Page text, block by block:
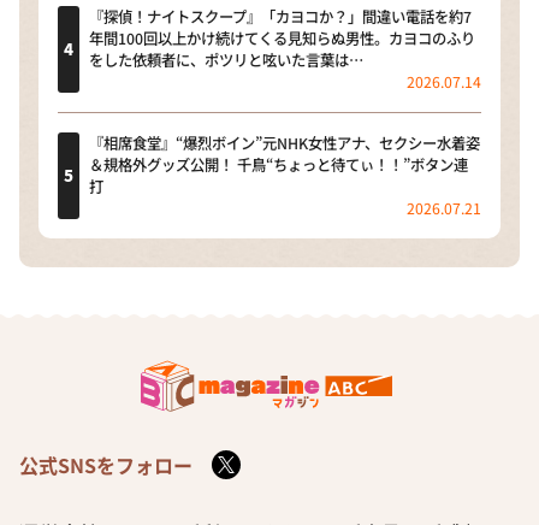
『探偵！ナイトスクープ』「カヨコか？」間違い電話を約7
年間100回以上かけ続けてくる見知らぬ男性。カヨコのふり
をした依頼者に、ポツリと呟いた言葉は…
2026.07.14
『相席食堂』“爆烈ボイン”元NHK女性アナ、セクシー水着姿
＆規格外グッズ公開！ 千鳥“ちょっと待てぃ！！”ボタン連
打
2026.07.21
公式SNSをフォロー